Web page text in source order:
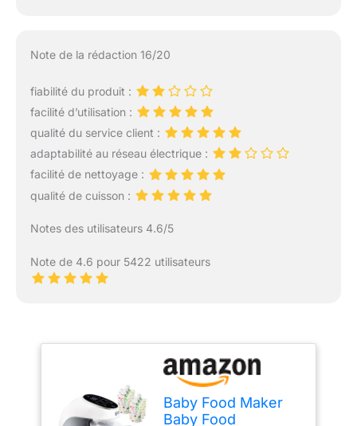
Note de la rédaction 16/20
fiabilité du produit :
facilité d’utilisation :
qualité du service client :
adaptabilité au réseau électrique :
facilité de nettoyage :
qualité de cuisson :
Notes des utilisateurs 4.6/5
Note de 4.6 pour 5422 utilisateurs
Baby Food Maker
Baby Food